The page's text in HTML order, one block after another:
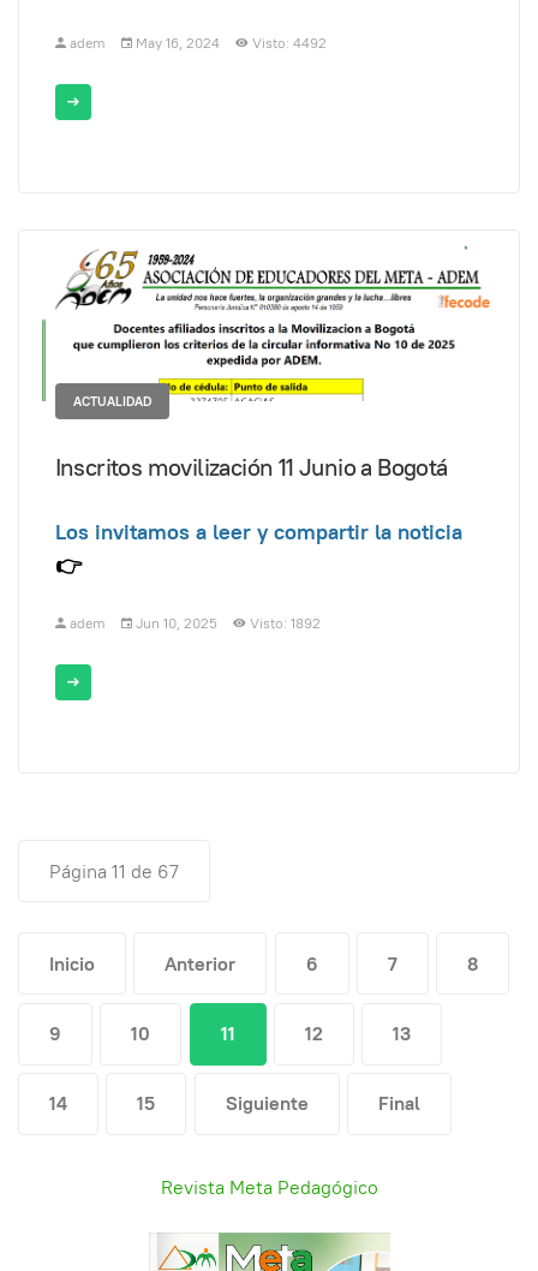
adem May 16, 2024 Visto: 4492
ACTUALIDAD
Inscritos movilización 11 Junio a Bogotá
Los invitamos a leer y compartir la noticia
👉
adem Jun 10, 2025 Visto: 1892
Página 11 de 67
Inicio Anterior 6 7 8
9 10 11 12 13
14 15 Siguiente Final
Revista Meta Pedagógico